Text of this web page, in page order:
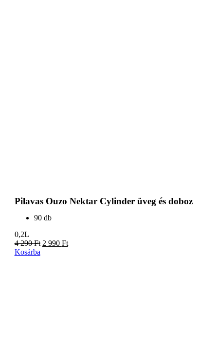
Pilavas Ouzo Nektar Cylinder üveg és doboz
90 db
0,2L
4 290Ft 2 990 Ft
Kosárba